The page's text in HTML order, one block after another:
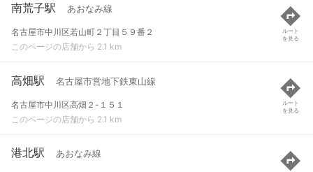
南荒子駅 あおなみ線
名古屋市中川区若山町２丁目５９番２
このページの店舗から 2.1 km
ルート
を見る
高畑駅 名古屋市営地下鉄東山線
名古屋市中川区高畑２-１５１
このページの店舗から 2.1 km
ルート
を見る
港北駅 あおなみ線